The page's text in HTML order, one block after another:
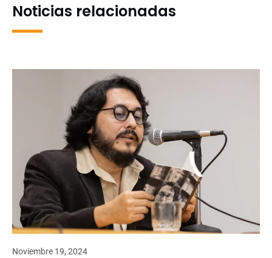
Noticias relacionadas
Noviembre 19, 2024